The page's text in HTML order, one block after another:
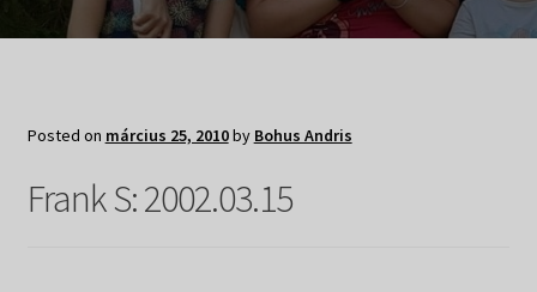
Hírek
Kiadványok
Posted on március 25, 2010by Bohus Andris
Frank S: 2002.03.15